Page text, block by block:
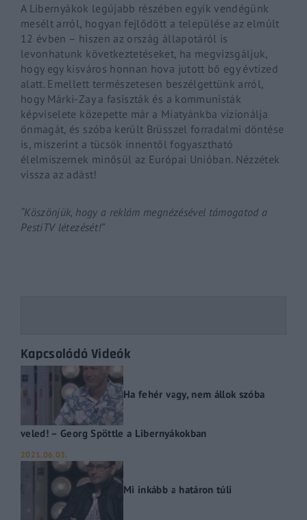
A Libernyákok legújabb részében egyik vendégünk
mesélt arról, hogyan fejlődött a települése az elmúlt
12 évben – hiszen az ország állapotáról is
levonhatunk következtetéseket, ha megvizsgáljuk,
hogy egy kisváros honnan hova jutott bő egy évtized
alatt. Emellett természetesen beszélgettünk arról,
hogy Márki-Zay a fasiszták és a kommunisták
képviselete közepette már a Miatyánkba vizionálja
önmagát, és szóba került Brüsszel forradalmi döntése
is, miszerint a tücsök innentől fogyasztható
élelmiszernek minősül az Európai Unióban. Nézzétek
vissza az adást!
“Köszönjük, hogy a reklám megnézésével támogatod a
PestiTV létezését!”
Kapcsolódó Videók
Ha fehér vagy, nem állok szóba
veled! – Georg Spöttle a Libernyákokban
2021.06.03.
Mi inkább a határon túli